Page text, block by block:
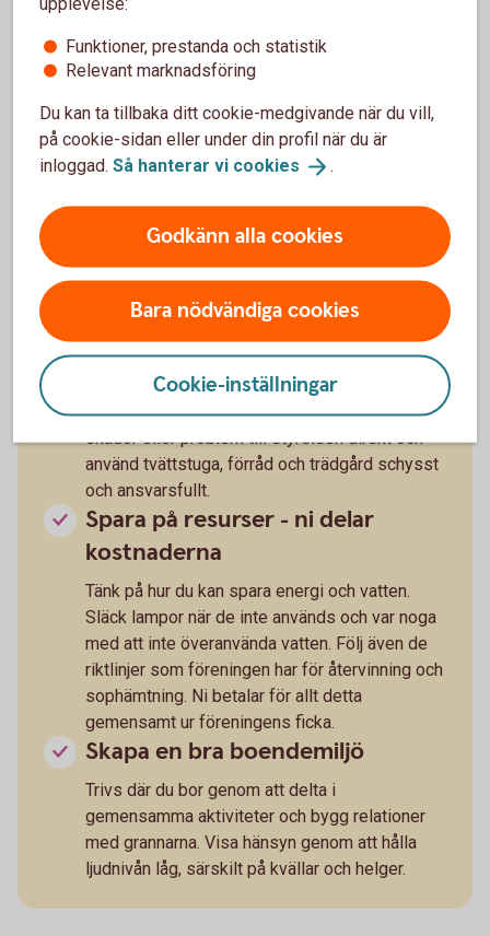
Gemensamt ansvar med andra
medlemmar
Vårda gemensamma utrymmen
ansvarar ni för alla gemensamma utrymmena.
Ni äger fastigheten tillsammans och ni bör
hjälpas åt att hålla den i bra skick. Anmäl
skador eller problem till styrelsen direkt och
använd tvättstuga, förråd och trädgård schysst
och ansvarsfullt.
Spara på resurser - ni delar
kostnaderna
Tänk på hur du kan spara energi och vatten.
Släck lampor när de inte används och var noga
med att inte överanvända vatten. Följ även de
riktlinjer som föreningen har för återvinning och
sophämtning. Ni betalar för allt detta
gemensamt ur föreningens ficka.
Skapa en bra boendemiljö
Trivs där du bor genom att delta i
gemensamma aktiviteter och bygg relationer
med grannarna. Visa hänsyn genom att hålla
ljudnivån låg, särskilt på kvällar och helger.
Funktioner, prestanda och statistik
Relevant marknadsföring
Du kan ta tillbaka ditt cookie-medgivande när du vill,
på cookie-sidan eller under din profil när du är
inloggad. Så hanterar vi cookies .
Godkänn alla cookies
Bara nödvändiga cookies
Cookie-inställningar